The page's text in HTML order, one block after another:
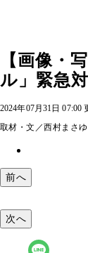
【画像・
ル」緊急
2024年07月31日 07:00
取材・文／西村まさ
前へ
次へ